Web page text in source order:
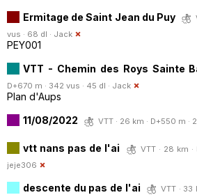
Ermitage de Saint Jean du Puy
vus · 68 dl · Jack
PEY001
VTT - Chemin des Roys Sainte
D+670 m · 342 vus · 45 dl · Jack
Plan d'Aups
11/08/2022
VTT · 26 km · D+550 m ·
vtt nans pas de l'ai
VTT · 28 km
jeje306
descente du pas de l'ai
VTT · 33